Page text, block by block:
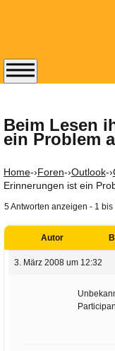
Beim Lesen
ein Problem
Home-›Foren-›Outlook-›
Erinnerungen ist ein
5 Antworten anzeigen - 1
Autor
3. März 2008 um 12:32
Abonnieren
erscheinenden
Newsletter von
kostenlos.
Der ständig
Tipps zu
bereithält!
Wie z.B.
GMail,
KuNoMail, usw.